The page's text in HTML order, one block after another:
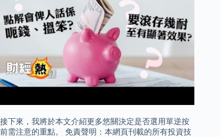
接下來，我將於本文介紹更多悠關決定是否選用單逆按
前需注意的重點。 免責聲明：本網頁刊載的所有投資技